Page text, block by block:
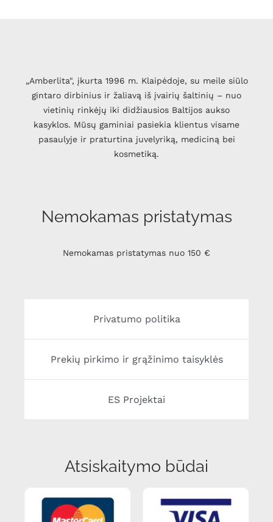
„Amberlita", įkurta 1996 m. Klaipėdoje, su meile siūlo
gintaro dirbinius ir žaliavą iš įvairių šaltinių – nuo
vietinių rinkėjų iki didžiausios Baltijos aukso
kasyklos. Mūsų gaminiai pasiekia klientus visame
pasaulyje ir praturtina juvelyriką, mediciną bei
kosmetiką.
Nemokamas pristatymas
Nemokamas pristatymas nuo 150 €
Privatumo politika
Prekių pirkimo ir grąžinimo taisyklės
ES Projektai
Atsiskaitymo būdai